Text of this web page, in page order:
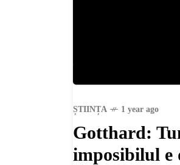
ȘTIINȚA 1 year ago
Gotthard:
imposibilul e